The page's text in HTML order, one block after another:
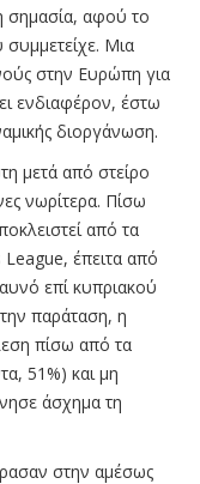
σημασία, αφού το
Μια
στην Ευρώπη για
ενδιαφέρον, έστω
διοργάνωση.
μετά από στείρο
νωρίτερα. Πίσω
από τα
έπειτα από
επί κυπριακού
παράταση, η
πίσω από τα
51%) και μη
άσχημα τη
στην αμέσως